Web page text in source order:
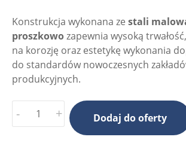
Konstrukcja wykonana ze stali
proszkowozapewnia wysoką
na korozję oraz estetykę wykonania
do standardów nowoczesnych
produkcyjnych.
- + Dodaj do oferty